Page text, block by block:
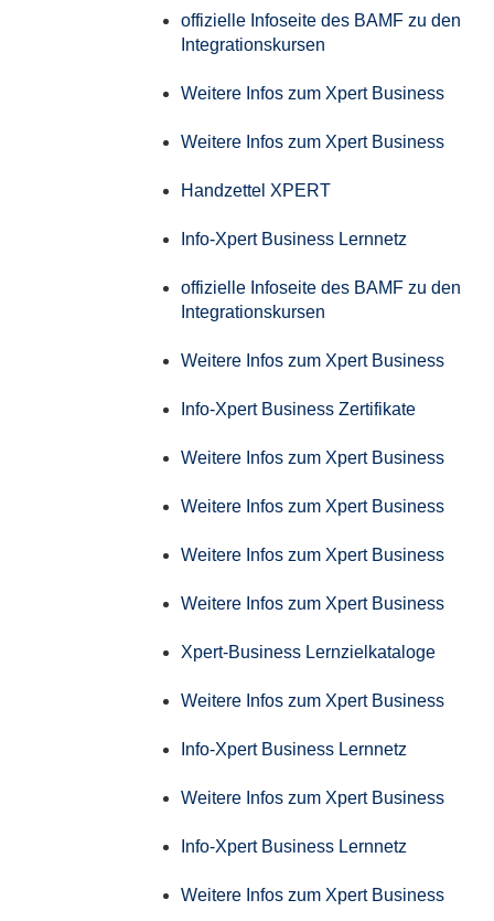
offizielle Infoseite des BAMF zu den
Integrationskursen
Weitere Infos zum Xpert Business
Weitere Infos zum Xpert Business
Handzettel XPERT
Info-Xpert Business Lernnetz
offizielle Infoseite des BAMF zu den
Integrationskursen
Weitere Infos zum Xpert Business
Info-Xpert Business Zertifikate
Weitere Infos zum Xpert Business
Weitere Infos zum Xpert Business
Weitere Infos zum Xpert Business
Weitere Infos zum Xpert Business
Xpert-Business Lernzielkataloge
Weitere Infos zum Xpert Business
Info-Xpert Business Lernnetz
Weitere Infos zum Xpert Business
Info-Xpert Business Lernnetz
Weitere Infos zum Xpert Business